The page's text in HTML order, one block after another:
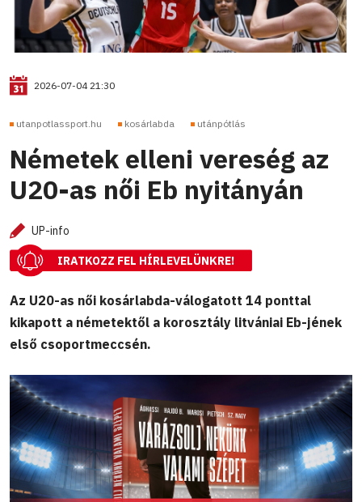
2026-07-04 21:30
utanpotlassport.hu kosárlabda utánpótlás
Németek elleni vereség az
U20-as női Eb nyitányán
UP-info
IRATKOZZ FEL HÍRLEVELÜNKRE!
Az U20-as női kosárlabda-válogatott 14 ponttal
kikapott a németektől a korosztály litvániai Eb-jének
első csoportmeccsén.